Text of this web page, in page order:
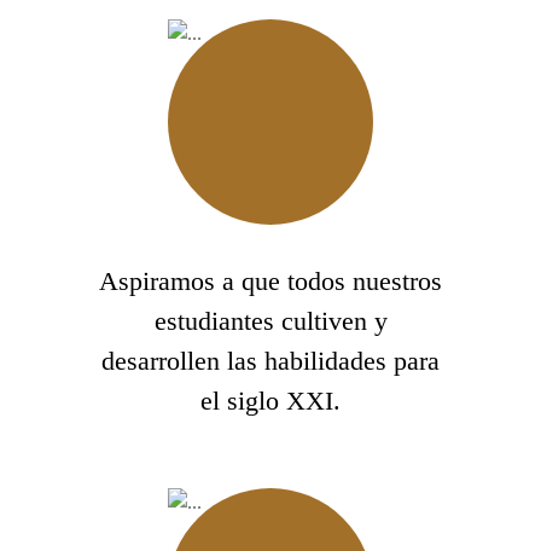
Aspiramos a que todos nuestros
estudiantes cultiven y
desarrollen las habilidades para
el siglo XXI.